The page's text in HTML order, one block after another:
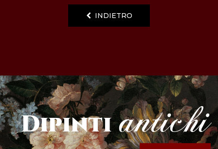
INDIETRO
Dipinti antichi